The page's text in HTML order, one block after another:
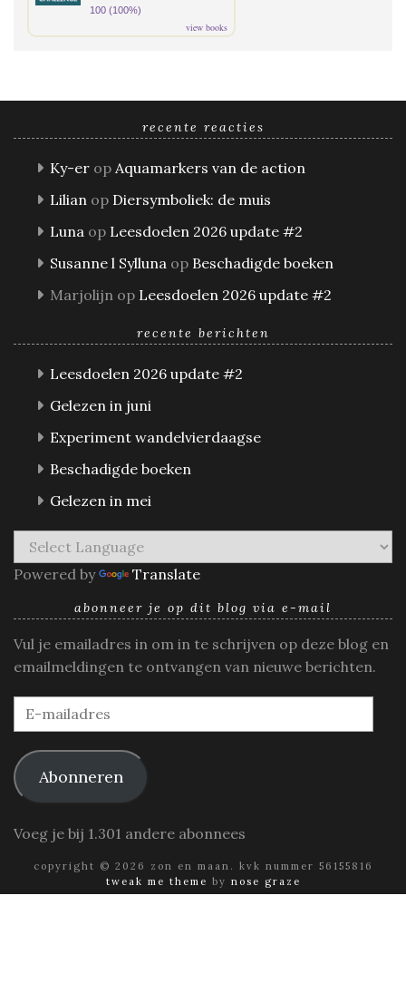
100 (100%)
view books
recente reacties
Ky-er op Aquamarkers van de action
Lilian op Diersymboliek: de muis
Luna op Leesdoelen 2026 update #2
Susanne l Sylluna op Beschadigde boeken
Marjolijn op Leesdoelen 2026 update #2
recente berichten
Leesdoelen 2026 update #2
Gelezen in juni
Experiment wandelvierdaagse
Beschadigde boeken
Gelezen in mei
Powered by Translate
abonneer je op dit blog via e-mail
Vul je emailadres in om in te schrijven op deze blog en
emailmeldingen te ontvangen van nieuwe berichten.
E-
mailadres
Abonneren
Voeg je bij 1.301 andere abonnees
copyright © 2026 zon en maan. kvk nummer 56155816
tweak me theme by nose graze